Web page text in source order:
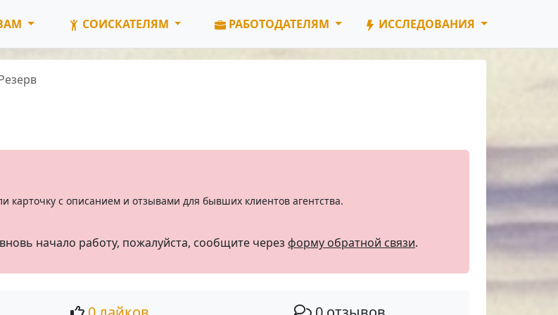
СОИСКАТЕЛЯМ РАБОТОДАТЕЛЯМ ИССЛЕДОВАНИЯ
с описанием и отзывами для бывших клиентов агентства.
начало работу, пожалуйста, сообщите через форму обратной связи.